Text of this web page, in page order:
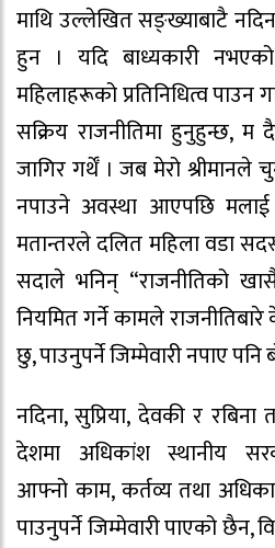
माथि उल्लेखित सङ्ख्याबाटै
हुन । यदि बाध्यकारी
महिलाहरूको प्रतिनिधित्व पाउन
सक्रिय राजनीतिमा हुनुहुन्छ, म
जागिर गर्थेँ । जब मेरो
नपाउने अवस्था आएपछि मलाई
मतान्तरले दलित महिला वडा
सदाले भनिन् “राजनीतिको
नियमित गर्ने कामले
छु, पाउनुपर्ने जिम्मेवारी नपाए पनि
नदिना, सुप्रिया, देवकी र रबिना त
देशमा अधिकांश स्थानीय
आफ्नो काम, कर्तव्य तथा
पाउनुपर्ने जिम्मेवारी पाएको